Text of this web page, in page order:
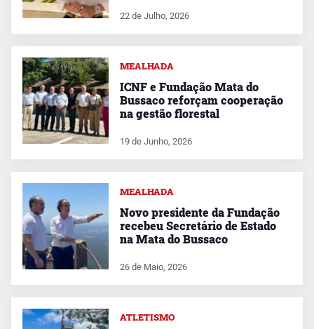
22 de Julho, 2026
MEALHADA
ICNF e Fundação Mata do
Bussaco reforçam cooperação
na gestão florestal
19 de Junho, 2026
MEALHADA
Novo presidente da Fundação
recebeu Secretário de Estado
na Mata do Bussaco
26 de Maio, 2026
ATLETISMO